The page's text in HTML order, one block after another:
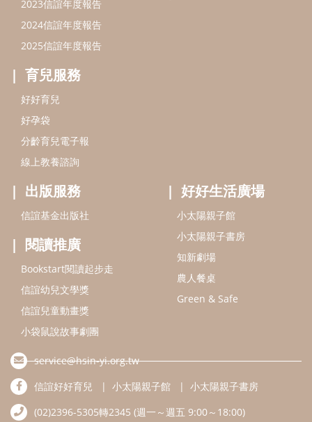
2023信誼年度報告
2024信誼年度報告
2025信誼年度報告
育兒服務
好好育兒
好孕袋
分齡育兒電子報
線上教養諮詢
出版服務
信誼基金出版社
閱讀推廣
Bookstart閱讀起步走
信誼幼兒文學獎
信誼兒童動畫獎
小袋鼠說故事劇團
好好生活廣場
小太陽親子館
小太陽親子書房
知新劇場
農人餐桌
Green & Safe
service@hsin-yi.org.tw
信誼好好育兒
小太陽親子館
小太陽親子書房
(02)2396-5305轉2345 (週一～週五 9:00～18:00)